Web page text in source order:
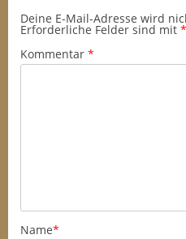
Deine E-Mail-Adresse wird
Erforderliche Felder sind mit *
Kommentar *
Name*